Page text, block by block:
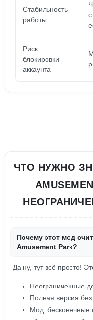
Стабильность
работы
Риск
блокировки
аккаунта
ЧТО НУЖНО
Почему этот мод
Amusement Park?
Да ну, тут всё просто!
Неограниченные
Полная версия без
Мод: бесконечные